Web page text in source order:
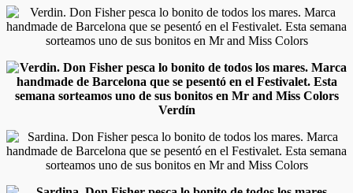
Verdín